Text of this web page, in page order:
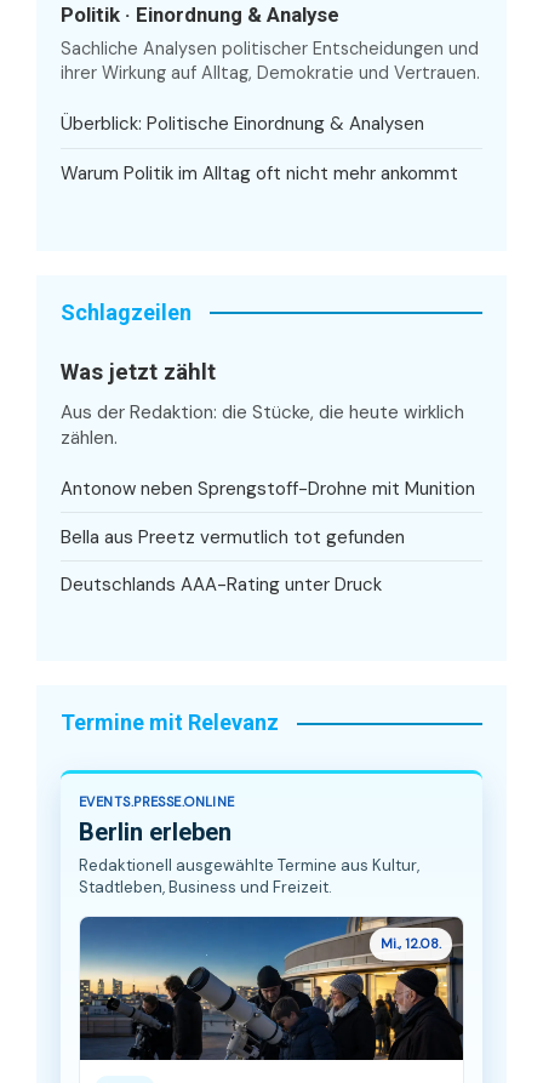
Politik · Einordnung & Analyse
Sachliche Analysen politischer Entscheidungen und
ihrer Wirkung auf Alltag, Demokratie und Vertrauen.
Überblick: Politische Einordnung & Analysen
Warum Politik im Alltag oft nicht mehr ankommt
Schlagzeilen
Was jetzt zählt
Aus der Redaktion: die Stücke, die heute wirklich
zählen.
Antonow neben Sprengstoff-Drohne mit Munition
Bella aus Preetz vermutlich tot gefunden
Deutschlands AAA-Rating unter Druck
Termine mit Relevanz
EVENTS.PRESSE.ONLINE
Berlin erleben
Redaktionell ausgewählte Termine aus Kultur,
Stadtleben, Business und Freizeit.
Mi., 12.08.